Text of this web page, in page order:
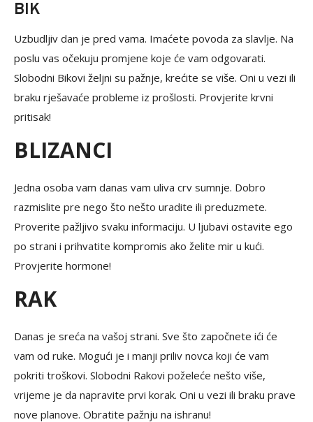
BIK
Uzbudljiv dan je pred vama. Imaćete povoda za slavlje. Na
poslu vas očekuju promjene koje će vam odgovarati.
Slobodni Bikovi željni su pažnje, krećite se više. Oni u vezi ili
braku rješavaće probleme iz prošlosti. Provjerite krvni
pritisak!
BLIZANCI
Jedna osoba vam danas vam uliva crv sumnje. Dobro
razmislite pre nego što nešto uradite ili preduzmete.
Proverite pažljivo svaku informaciju. U ljubavi ostavite ego
po strani i prihvatite kompromis ako želite mir u kući.
Provjerite hormone!
RAK
Danas je sreća na vašoj strani. Sve što započnete ići će
vam od ruke. Mogući je i manji priliv novca koji će vam
pokriti troškovi. Slobodni Rakovi poželeće nešto više,
vrijeme je da napravite prvi korak. Oni u vezi ili braku prave
nove planove. Obratite pažnju na ishranu!